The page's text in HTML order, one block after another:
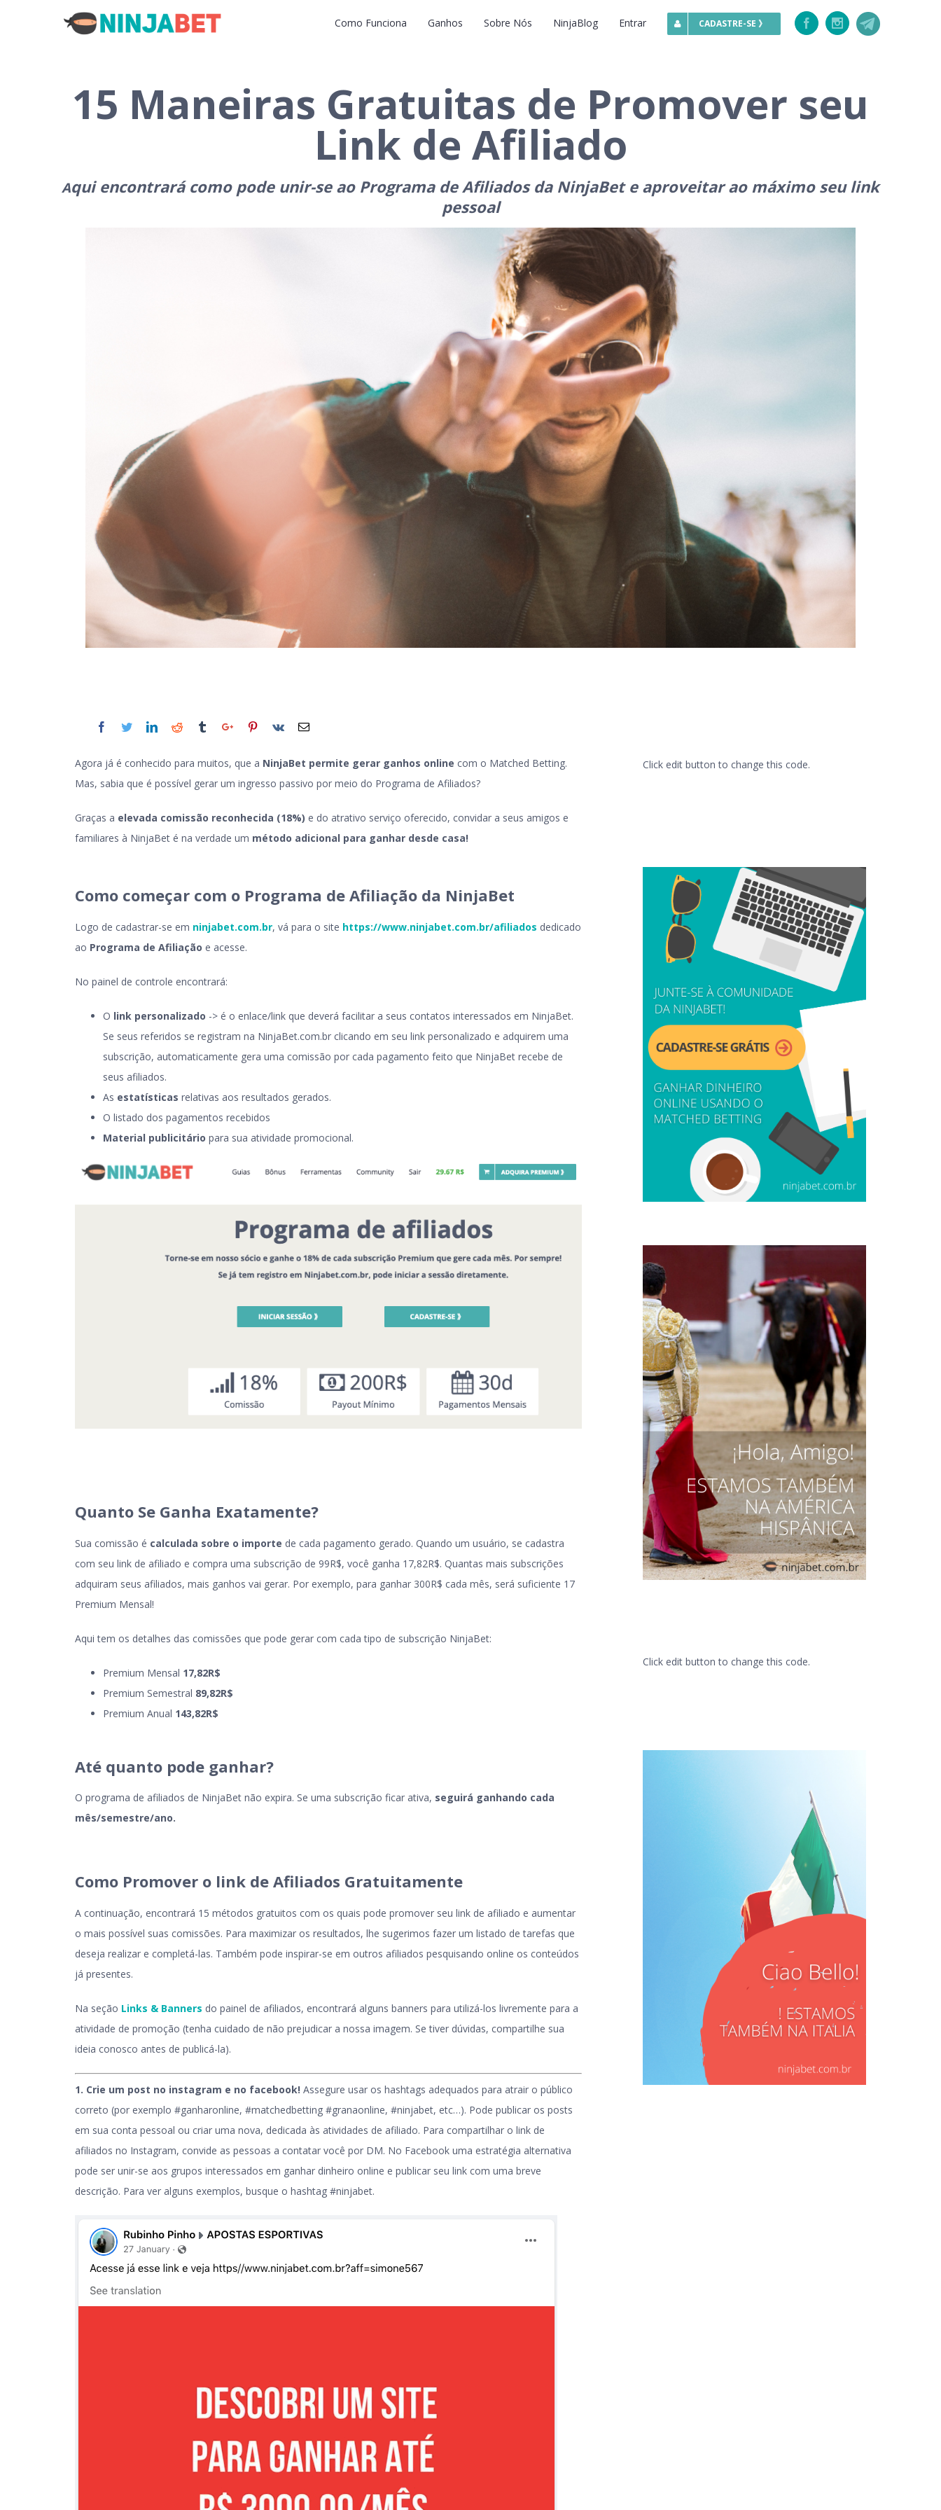
FacebookInstagram
Como Funciona Ganhos Sobre Nós NinjaBlog Entrar CADASTRE-SE 》
15 Maneiras Gratuitas de Promover seu
Link de Afiliado
Aqui encontrará como pode unir-se ao Programa de Afiliados da NinjaBet e aproveitar ao máximo seu link
pessoal
Agora já é conhecido para muitos, que a NinjaBet permite gerar ganhos online com o Matched Betting.
Mas, sabia que é possível gerar um ingresso passivo por meio do Programa de Afiliados?
Graças a elevada comissão reconhecida (18%) e do atrativo serviço oferecido, convidar a seus amigos e
familiares à NinjaBet é na verdade um método adicional para ganhar desde casa!
Como começar com o Programa de Afiliação da NinjaBet
Logo de cadastrar-se em ninjabet.com.br, vá para o site https://www.ninjabet.com.br/afiliados dedicado
ao Programa de Afiliação e acesse.
No painel de controle encontrará:
O link personalizado -> é o enlace/link que deverá facilitar a seus contatos interessados em NinjaBet.
Se seus referidos se registram na NinjaBet.com.br clicando em seu link personalizado e adquirem uma
subscrição, automaticamente gera uma comissão por cada pagamento feito que NinjaBet recebe de
seus afiliados.
As estatísticas relativas aos resultados gerados.
O listado dos pagamentos recebidos
Material publicitário para sua atividade promocional.
Quanto Se Ganha Exatamente?
Sua comissão é calculada sobre o importe de cada pagamento gerado. Quando um usuário, se cadastra
com seu link de afiliado e compra uma subscrição de 99R$, você ganha 17,82R$. Quantas mais subscrições
adquiram seus afiliados, mais ganhos vai gerar. Por exemplo, para ganhar 300R$ cada mês, será suficiente 17
Premium Mensal!
Aqui tem os detalhes das comissões que pode gerar com cada tipo de subscrição NinjaBet:
Premium Mensal 17,82R$
Premium Semestral 89,82R$
Premium Anual 143,82R$
Até quanto pode ganhar?
O programa de afiliados de NinjaBet não expira. Se uma subscrição ficar ativa, seguirá ganhando cada
mês/semestre/ano.
Como Promover o link de Afiliados Gratuitamente
A continuação, encontrará 15 métodos gratuitos com os quais pode promover seu link de afiliado e aumentar
o mais possível suas comissões. Para maximizar os resultados, lhe sugerimos fazer um listado de tarefas que
deseja realizar e completá-las. Também pode inspirar-se em outros afiliados pesquisando online os conteúdos
já presentes.
Na seção Links & Banners do painel de afiliados, encontrará alguns banners para utilizá-los livremente para a
atividade de promoção (tenha cuidado de não prejudicar a nossa imagem. Se tiver dúvidas, compartilhe sua
ideia conosco antes de publicá-la).
1. Crie um post no instagram e no facebook! Assegure usar os hashtags adequados para atrair o público
correto (por exemplo #ganharonline, #matchedbetting #granaonline, #ninjabet, etc…). Pode publicar os posts
em sua conta pessoal ou criar uma nova, dedicada às atividades de afiliado. Para compartilhar o link de
afiliados no Instagram, convide as pessoas a contatar você por DM. No Facebook uma estratégia alternativa
pode ser unir-se aos grupos interessados em ganhar dinheiro online e publicar seu link com uma breve
descrição. Para ver alguns exemplos, busque o hashtag #ninjabet.
Click edit button to change this code.
Click edit button to change this code.